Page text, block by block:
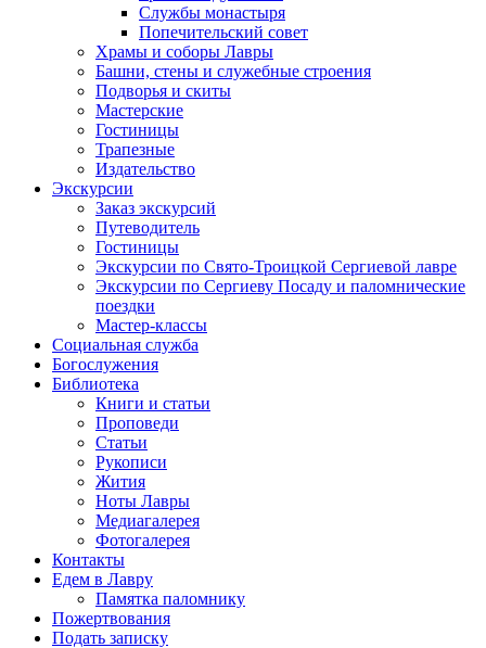
Службы монастыря
Попечительский совет
Храмы и соборы Лавры
Башни, стены и служебные строения
Подворья и скиты
Мастерские
Гостиницы
Трапезные
Издательство
Экскурсии
Заказ экскурсий
Путеводитель
Гостиницы
Экскурсии по Свято-Троицкой Сергиевой лавре
Экскурсии по Сергиеву Посаду и паломнические
поездки
Мастер-классы
Социальная служба
Богослужения
Библиотека
Книги и статьи
Проповеди
Статьи
Рукописи
Жития
Ноты Лавры
Медиагалерея
Фотогалерея
Контакты
Едем в Лавру
Памятка паломнику
Пожертвования
Подать записку